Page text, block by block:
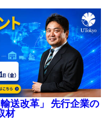
送改革」 先行企業の
材